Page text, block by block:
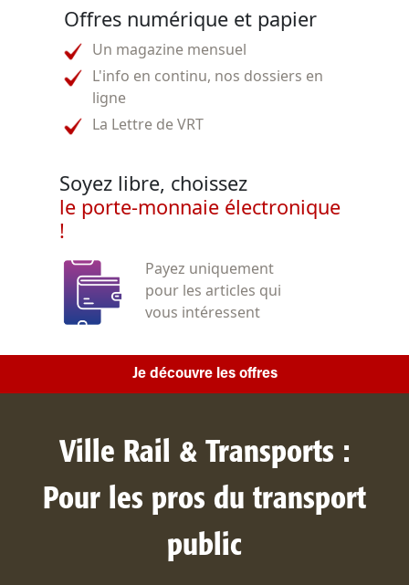
Offres numérique et papier
Un magazine mensuel
L'info en continu, nos dossiers en
ligne
La Lettre de VRT
Soyez libre, choissez
le porte-monnaie électronique
!
Payez uniquement
pour les articles qui
vous intéressent
Je découvre les offres
Ville Rail & Transports :
Pour les pros du transport
public